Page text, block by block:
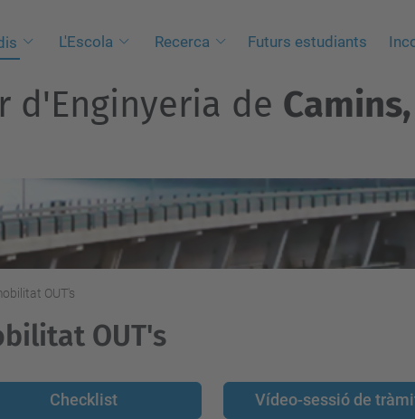
L'Escola Recerca Futurs estudiants
d'Enginyeria de
OUT's
OUT's
Checklist Vídeo-sessió de